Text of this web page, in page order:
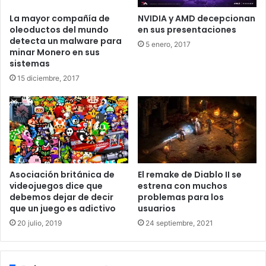
tamaño de sus equipos aumentará en los próximos 12
meses, lo que significa que es poco probable que los
puestos de trabajo corran peligro como consecuencia de
la IA. E estudio de Qualtrics considera que la IA generativa
es un asistente que ahorra tiempo
humanos centrarse mejor en ofrecer una mejor
experiencia a sus clientes, siempre y cuando la IA
funcione bien y se revise su contenido.
La incorporación de la IA ofrece a
los equipos de experiencia del
reducir la carga de trabajo y
La mayor compañía de
oleoductos del mundo
detecta un malware para
minar Monero en sus
sistemas
15 diciembre, 2017
NVIDIA y AMD decepcionan
en sus presentaciones
5 enero, 2017
Asociación británica de
videojuegos dice que
debemos dejar de decir
que un juego es adictivo
20 julio, 2019
El remake de Diablo II se
estrena con muchos
problemas para los
usuarios
24 septiembre, 2021